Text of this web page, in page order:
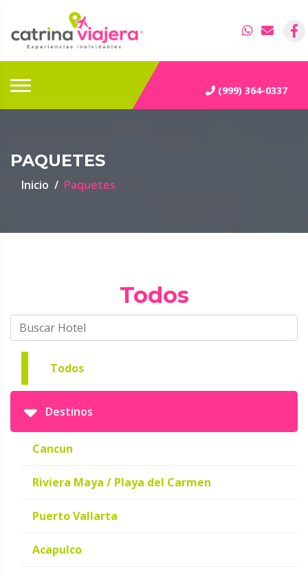
(999) 364-0337
PAQUETES
Inicio Paquetes
Todos
Todos
Destinos
Cancun
Riviera Maya / Playa del Carmen
Puerto Vallarta
Acapulco